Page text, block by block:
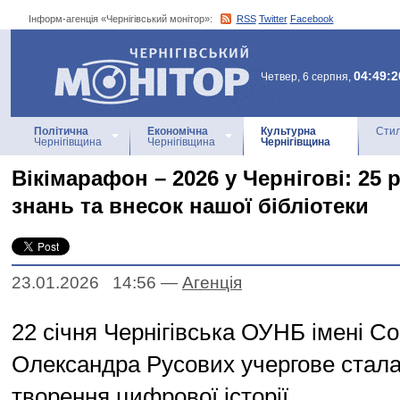
Інформ-агенція «Чернігівський монітор»: RSS Twitter Facebook
Інформ-агенція
«Чернігівський монітор»
Четвер, 6 серпня,
Політична
Чернігівщина
Економічна
Чернігівщина
Культурна
Чернігівщина
Вікімарафон – 2026 у Чернігові: 25
знань та внесок нашої бібліотеки
23.01.2026 14:56 — Агенцiя
22 січня Чернігівська ОУНБ імені
Олександра Русових учергове